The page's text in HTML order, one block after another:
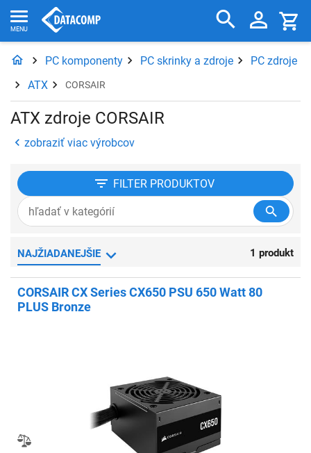
PC komponenty PC skrinky a zdroje
PC zdroje
ATX
CORSAIR
ATX zdroje CORSAIR
zobraziť viac výrobcov
FILTER PRODUKTOV
NAJŽIADANEJŠIE 1 produkt
CORSAIR CX Series CX650 PSU 650 Watt 80
PLUS Bronze